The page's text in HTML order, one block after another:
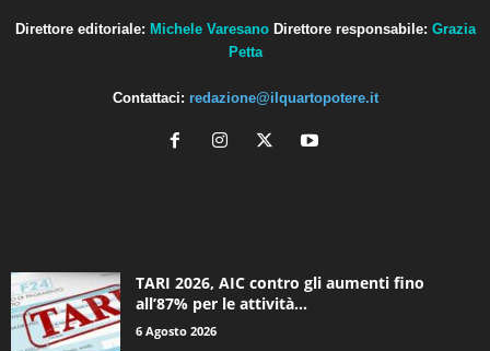
Direttore editoriale: Michele Varesano Direttore responsabile: Grazia
Petta
Contattaci: redazione@ilquartopotere.it
TARI 2026, AIC contro gli aumenti fino
all’87% per le attività...
6 Agosto 2026